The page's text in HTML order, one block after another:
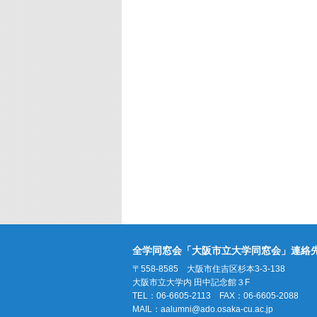
全学同窓会「大阪市立大学同窓会」連絡
〒558-8585 大阪市住吉区杉本3-3-138
大阪市立大学内 田中記念館３F
TEL：06-6605-2113 FAX：06-6605-2088
MAIL： aalumni@ado.osaka-cu.ac.jp